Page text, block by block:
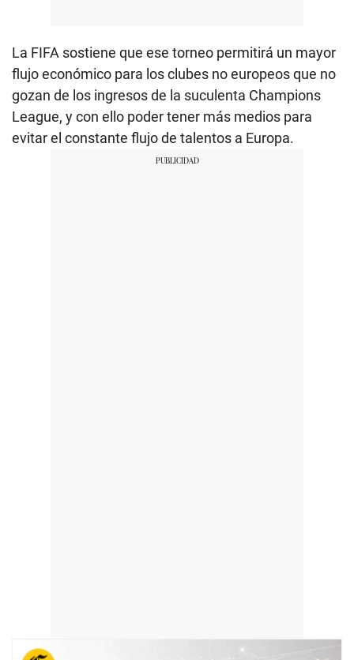
La FIFA sostiene que ese torneo permitirá un mayor
flujo económico para los clubes no europeos que no
gozan de los ingresos de la suculenta Champions
League, y con ello poder tener más medios para
evitar el constante flujo de talentos a Europa.